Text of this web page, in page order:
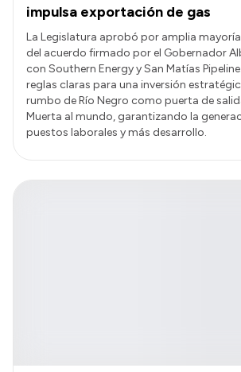
impulsa exportación de gas
La Legislatura aprobó por amplia
del acuerdo firmado por el Gobernador
con Southern Energy y San Matías
reglas claras para una inversión
rumbo de Río Negro como puerta de
Muerta al mundo, garantizando la
puestos laborales y más desarrollo.